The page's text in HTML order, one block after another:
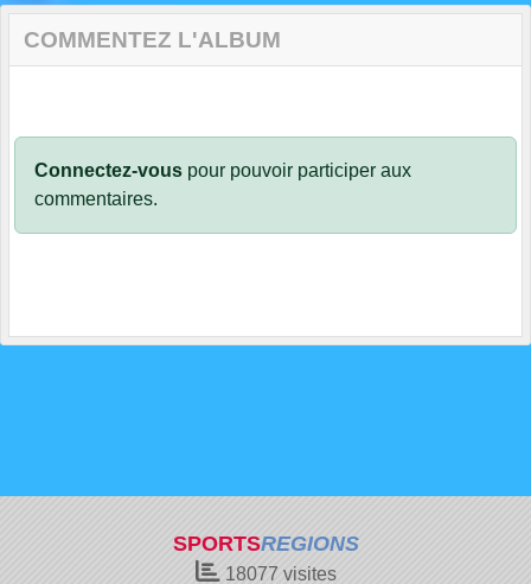
COMMENTEZ L'ALBUM
Connectez-vous pour pouvoir participer aux
commentaires.
SPORTSREGIONS
18077 visites